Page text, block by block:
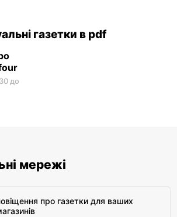
газетки в pdf
до
мережі
про газетки для ваших